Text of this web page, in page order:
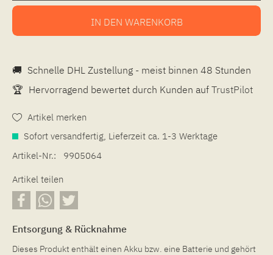
IN DEN WARENKORB
🚚 Schnelle DHL Zustellung - meist binnen 48 Stunden
🏆 Hervorragend bewertet durch Kunden auf TrustPilot
Artikel merken
Sofort versandfertig, Lieferzeit ca. 1-3 Werktage
Artikel-Nr.:
9905064
Artikel teilen
Entsorgung & Rücknahme
Dieses Produkt enthält einen Akku bzw. eine Batterie und gehört